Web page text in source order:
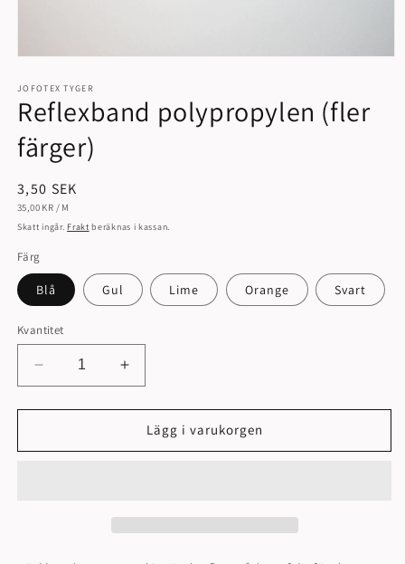
1
i
modalfönster
JOFOTEX TYGER
Reflexband polypropylen (fler
färger)
Ordinarie
pris
3,50 SEK
ENHETSPRIS
35,00 KR / PER
M
Skatt ingår. Frakt beräknas i kassan.
Färg
Blå Gul Lime Orange Svart
Kvantitet
Minska
kvantitet
för
polypropylen
Öka
kvantitet
för
Reflexband
polypropylen
Lägg i varukorgen